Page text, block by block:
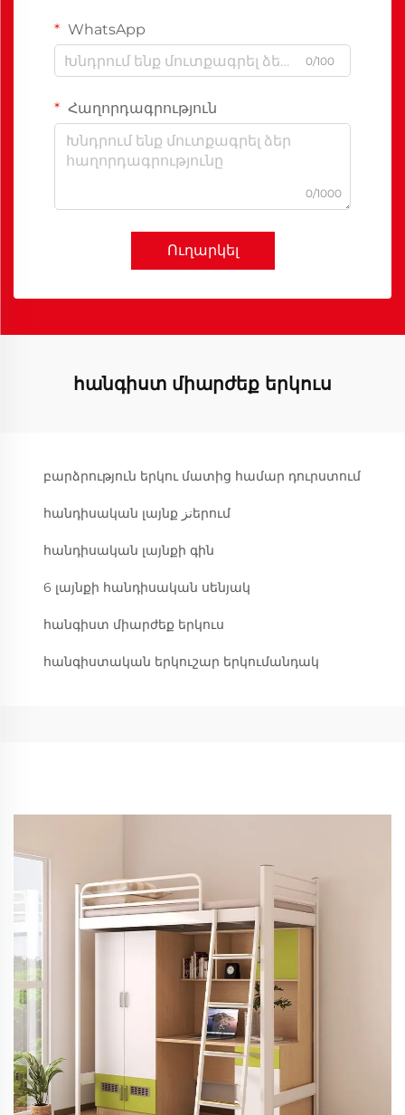
WhatsApp
0/100
Հաղորդագրություն
0/1000
Ուղարկել
հանգիստ միարժեք երկուս
բարձրություն երկու մատից համար դուրստում
հանդիսական լայնք نزերում
հանդիսական լայնքի գին
6 լայնքի հանդիսական սենյակ
հանգիստ միարժեք երկուս
հանգիստական երկուշար երկումանդակ